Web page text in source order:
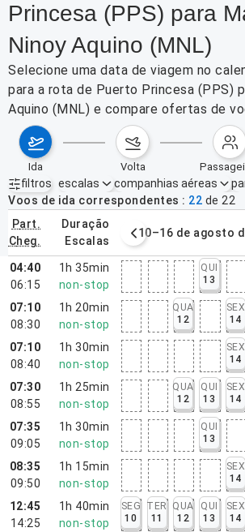
Princesa (PPS) para
Ninoy Aquino (MNL)
Selecione uma data de viagem no
para a rota de Puerto Princesa (PPS)
Aquino (MNL) e compare ofertas de
ida volta
filtros
Filtros ativos nenhum
escalas companhias aéreas
Voos de ida correspondentes
22 de 22
part.
cheg.
duração
escalas
agosto de 2026 10–16 de agosto
04:40
06:15
1h 35min
non-stop
QUI
13
07:10
08:30
1h 20min
non-stop
QUA
12
SEX
14
07:10
08:40
1h 30min
non-stop
SEX
14
07:30
08:55
1h 25min
non-stop
QUA
12
QUI
13
SEX
14
07:35
09:05
1h 30min
non-stop
QUI
13
08:35
09:50
1h 15min
non-stop
SEX
14
12:45
14:25
1h 40min
non-stop
SEG
10
TER
11
QUA
12
QUI
13
SEX
14